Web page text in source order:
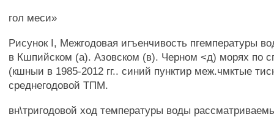
гол меси»
Рисунок I, Межгодовая игъенчивость пгемпературы
в Кшпийском (а). Азовском (в). Черном <д) морях по
(кшныи в 1985-2012 гг.. синий пунктир меж.чмктые
среднегодовой ТПМ.
вн\тригодовой ход температуры воды